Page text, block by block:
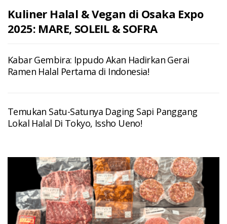
Kuliner Halal & Vegan di Osaka Expo
2025: MARE, SOLEIL & SOFRA
Kabar Gembira: Ippudo Akan Hadirkan Gerai
Ramen Halal Pertama di Indonesia!
Temukan Satu-Satunya Daging Sapi Panggang
Lokal Halal Di Tokyo, Issho Ueno!